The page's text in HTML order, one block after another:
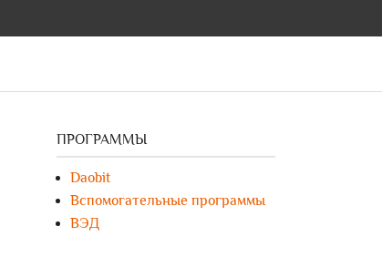
ПРОГРАММЫ
Daobit
Вспомогательные программы
ВЭД